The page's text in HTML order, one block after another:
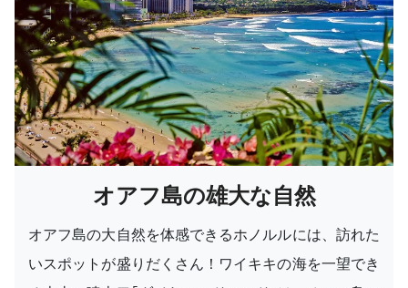
オアフ島の雄大な自然
オアフ島の大自然を体感できるホノルルには、訪れた
いスポットが盛りだくさん！ワイキキの海を一望でき